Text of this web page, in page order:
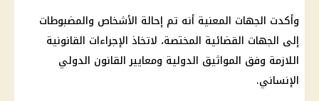
وأكدت الجهات المعنية أنه تم إحالة الأشخاص والمضبوطات
إلى الجهات القضائية المختصة، لاتخاذ الإجراءات القانونية
اللازمة وفق المواثيق الدولية ومعايير القانون الدولي
الإنساني.